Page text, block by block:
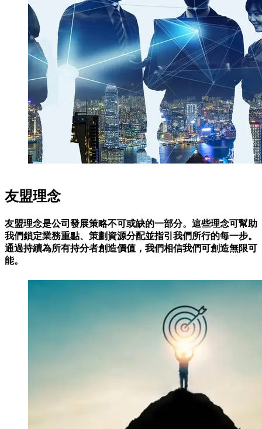
友盟理念
友盟理念是公司發展策略不可或缺的一部分。這些理念可幫助
我們鎖定業務重點、策劃資源分配並指引我們所行的每一步。
通過持續為所有持分者創造價值，我們相信我們可創造無限可
能。